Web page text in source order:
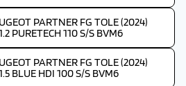
PARTNER FG TOLE (2024)
PURETECH 110 S/S BVM6
PARTNER FG TOLE (2024)
BLUE HDI 100 S/S BVM6